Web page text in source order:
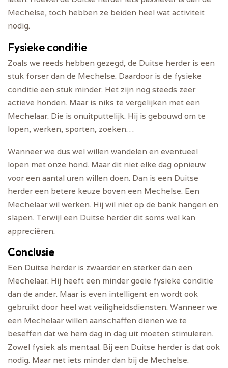
Mechelse, toch hebben ze beiden heel wat activiteit
nodig.
Fysieke conditie
Zoals we reeds hebben gezegd, de Duitse herder is een
stuk forser dan de Mechelse. Daardoor is de fysieke
conditie een stuk minder. Het zijn nog steeds zeer
actieve honden. Maar is niks te vergelijken met een
Mechelaar. Die is onuitputtelijk. Hij is gebouwd om te
lopen, werken, sporten, zoeken…
Wanneer we dus wel willen wandelen en eventueel
lopen met onze hond. Maar dit niet elke dag opnieuw
voor een aantal uren willen doen. Dan is een Duitse
herder een betere keuze boven een Mechelse. Een
Mechelaar wil werken. Hij wil niet op de bank hangen en
slapen. Terwijl een Duitse herder dit soms wel kan
appreciëren.
Conclusie
Een Duitse herder is zwaarder en sterker dan een
Mechelaar. Hij heeft een minder goeie fysieke conditie
dan de ander. Maar is even intelligent en wordt ook
gebruikt door heel wat veiligheidsdiensten. Wanneer we
een Mechelaar willen aanschaffen dienen we te
beseffen dat we hem dag in dag uit moeten stimuleren.
Zowel fysiek als mentaal. Bij een Duitse herder is dat ook
nodig. Maar net iets minder dan bij de Mechelse.